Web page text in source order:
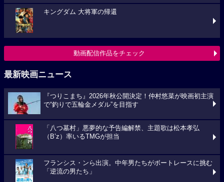
キングダム 大将軍の帰還
動画配信作品をチェック
最新映画ニュース
『つりこまち』2026年秋公開決定！仲村悠菜が映画初主演
で“釣りで五輪金メダル”を目指す
「八つ墓村」悪夢的な予告編解禁、主題歌は松本孝弘
（B’z）率いるTMGが担当
フランシス・ンら出演。中年男たちがボートレースに挑む
「逆流の男たち」